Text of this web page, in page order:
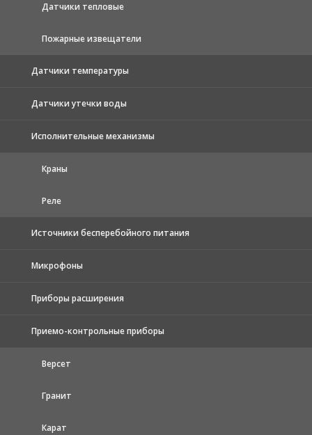
Датчики тепловые
Пожарные извещатели
Датчики температуры
Датчики утечки воды
Исполнительные механизмы
Краны
Реле
Источники бесперебойного питания
Микрофоны
Приборы расширения
Приемо-контрольные приборы
Версет
Гранит
Карат